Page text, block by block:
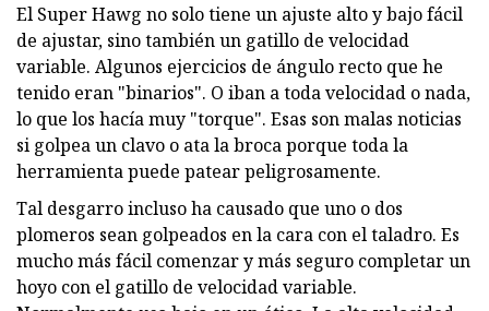
El Super Hawg no solo tiene un ajuste alto y bajo fácil
de ajustar, sino también un gatillo de velocidad
variable. Algunos ejercicios de ángulo recto que he
tenido eran "binarios". O iban a toda velocidad o nada,
lo que los hacía muy "torque". Esas son malas noticias
si golpea un clavo o ata la broca porque toda la
herramienta puede patear peligrosamente.
Tal desgarro incluso ha causado que uno o dos
plomeros sean golpeados en la cara con el taladro. Es
mucho más fácil comenzar y más seguro completar un
hoyo con el gatillo de velocidad variable.